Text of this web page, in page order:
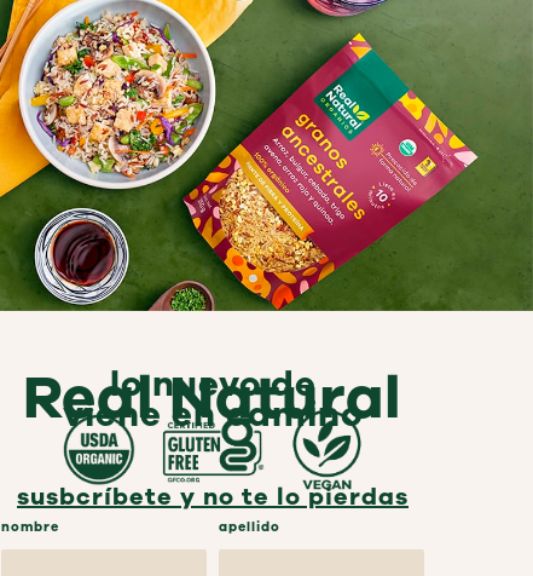
250 g
Veggie rice
lo nuevo de
Real Natural
viene en camino
susbcríbete y no te lo pierdas
nombre apellido